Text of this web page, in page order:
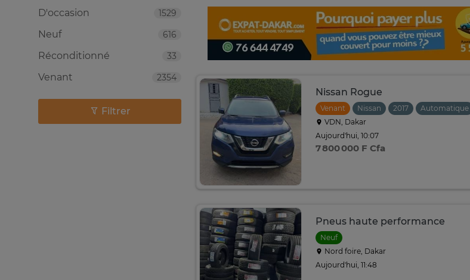
Nissan Rogue
Venant Nissan 2017
Automatique
VDN, Dakar
Aujourd'hui, 10:07
7 800 000 F Cfa
Pneus haute performance
Neuf
Nord foire, Dakar
Aujourd'hui, 11:48
1529
D'occasion
616
Neuf
33
Réconditionné
2354
Venant
Filtrer